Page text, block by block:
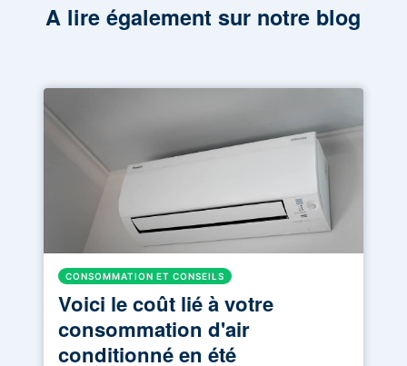
A lire également sur notre blog
CONSOMMATION ET CONSEILS
Voici le coût lié à votre
consommation d'air
conditionné en été